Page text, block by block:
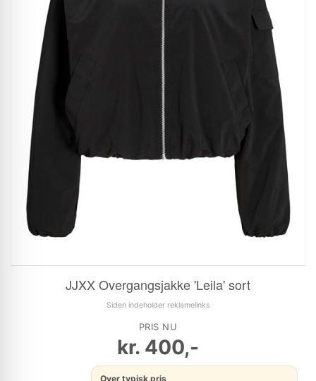
JJXX Overgangsjakke 'Leila' sort
Siden indeholder reklamelinks
PRIS NU
kr. 400,-
Over typisk pris